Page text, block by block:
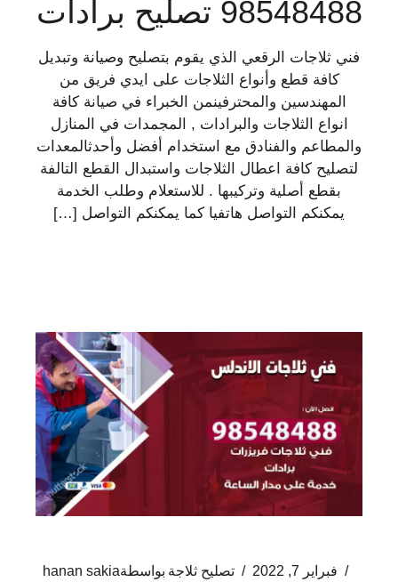
98548488 تصليح برادات
فني ثلاجات الرقعي الذي يقوم بتصليح وصيانة وتبديل
كافة قطع وأنواع الثلاجات على ايدي فريق من
المهندسين والمحترفينمن الخبراء في صيانة كافة
انواع الثلاجات والبرادات , المجمدات في المنازل
والمطاعم والفنادق مع استخدام أفضل وأحدثالمعدات
لتصليح كافة اعطال الثلاجات واستبدال القطع التالفة
بقطع أصلية وتركيبها . للاستعلام وطلب الخدمة
يمكنكم التواصل هاتفيا كما يمكنكم التواصل […]
فبراير 7, 2022 تصليح ثلاجة بواسطةhanan sakia